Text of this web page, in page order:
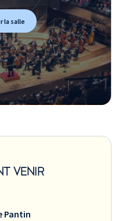
la salle
VENIR
Pantin